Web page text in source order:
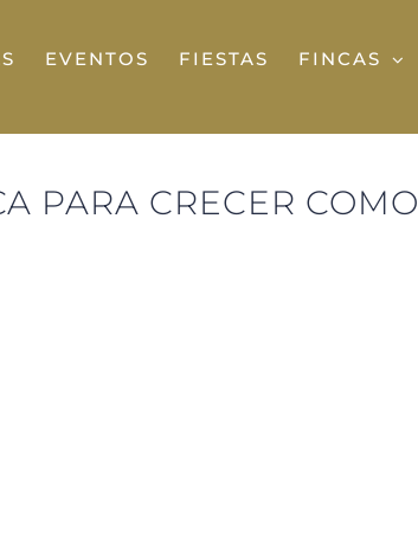
EVENTOS FIESTAS FINCAS
PARA CRECER COMO